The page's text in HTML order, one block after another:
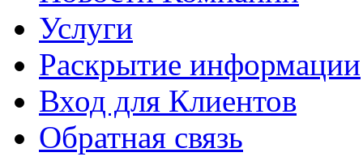
Услуги
Раскрытие информации
Вход для Клиентов
Обратная связь